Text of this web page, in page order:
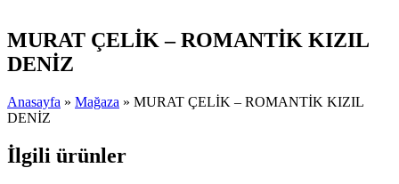
MURAT ÇELİK – ROMANTİK KIZIL
DENİZ
Anasayfa » Mağaza » MURAT ÇELİK – ROMANTİK KIZIL
DENİZ
İlgili ürünler